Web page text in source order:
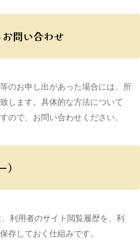
問い合わせ
のお申し出があった場合には、所
します。具体的な方法について
ので、お問い合わせください。
利用者のサイト閲覧履歴を、利
存しておく仕組みです。